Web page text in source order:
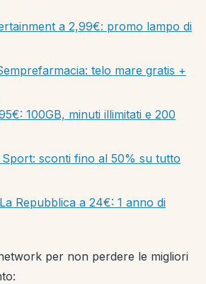
a 2,99€: promo lampo di
telo mare gratis +
100GB, minuti illimitati e 200
sconti fino al 50% su tutto
Repubblica a 24€: 1 anno di
per non perdere le migliori